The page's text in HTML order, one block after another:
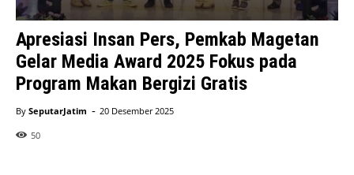
Apresiasi Insan Pers, Pemkab Magetan
Gelar Media Award 2025 Fokus pada
Program Makan Bergizi Gratis
By SeputarJatim - 20 Desember 2025
50